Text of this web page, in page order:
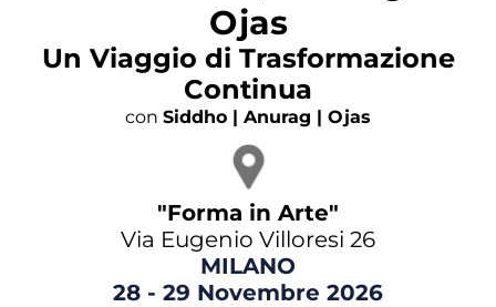
Ojas
Un Viaggio di Trasformazione
Continua
con Siddho | Anurag | Ojas
"Forma in Arte"
Via Eugenio Villoresi 26
MILANO
28 - 29 Novembre 2026